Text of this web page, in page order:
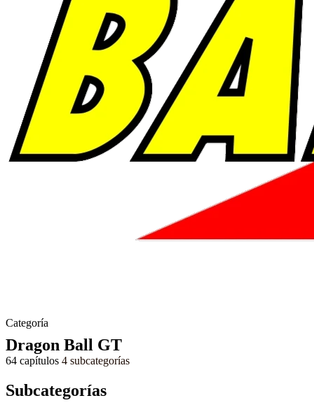
Categoría
Dragon Ball GT
64 capítulos 4 subcategorías
Subcategorías